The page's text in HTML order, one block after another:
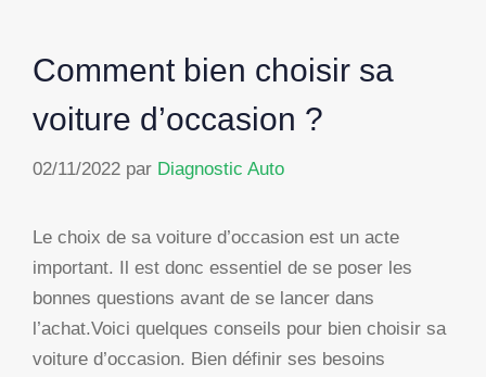
Comment bien choisir sa
voiture d’occasion ?
02/11/2022 par Diagnostic Auto
Le choix de sa voiture d’occasion est un acte
important. Il est donc essentiel de se poser les
bonnes questions avant de se lancer dans
l’achat.Voici quelques conseils pour bien choisir sa
voiture d’occasion. Bien définir ses besoins